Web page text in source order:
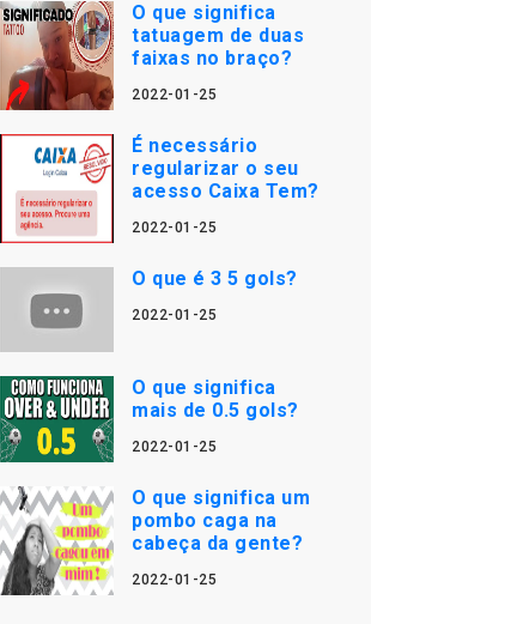
O que significa
tatuagem de duas
faixas no braço?
2022-01-25
É necessário
regularizar o seu
acesso Caixa Tem?
2022-01-25
O que é 3 5 gols?
2022-01-25
O que significa
mais de 0.5 gols?
2022-01-25
O que significa um
pombo caga na
cabeça da gente?
2022-01-25